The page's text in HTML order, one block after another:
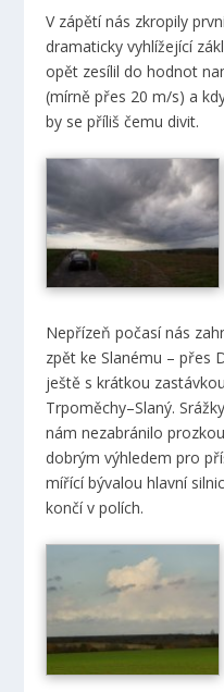
V zápětí nás zkropily
dramaticky vyhlížející
opět zesílil do hodnot
(mírně přes 20 m/s) a
by se příliš čemu divit.
Nepřízeň počasí nás
zpět ke Slanému – přes
ještě s krátkou
Trpoměchy–Slaný.
nám nezabránilo
dobrým výhledem pro
mířící bývalou hlavní
končí v polích.